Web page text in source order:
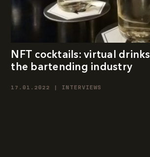
NFT cocktails: virtual
the bartending industry
17.01.2022 | INTERVIEWS